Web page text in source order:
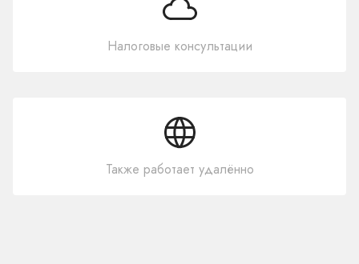
Налоговые консультации
Также работает удалённо